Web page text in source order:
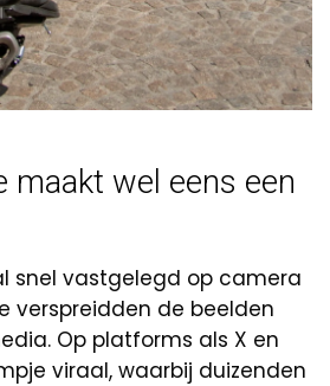
maakt wel eens een
snel vastgelegd op camera
verspreidden de beelden
Op platforms als X en
viraal, waarbij duizenden